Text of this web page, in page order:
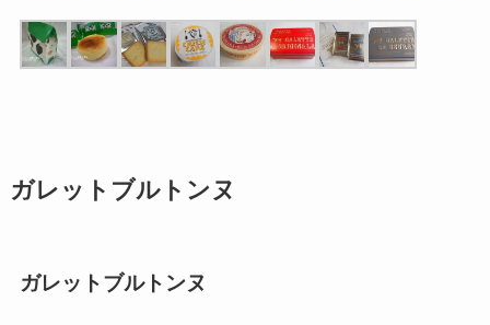
ガレットブルトンヌ
ガレットブルトンヌ